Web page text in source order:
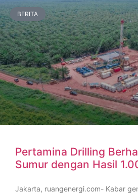
BERITA
Pertamina Drilling
Sumur dengan Hasil
Jakarta, ruangenergi.com- Kabar